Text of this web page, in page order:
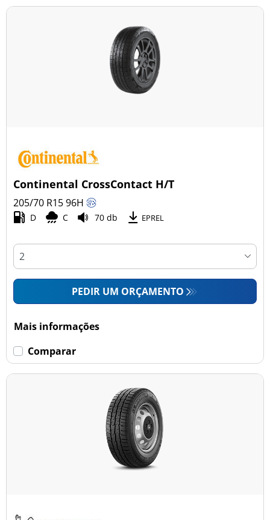
Continental CrossContact H/T
205/70 R1596H
D C 70 db EPREL
PEDIR UM ORÇAMENTO
Mais informações
Comparar